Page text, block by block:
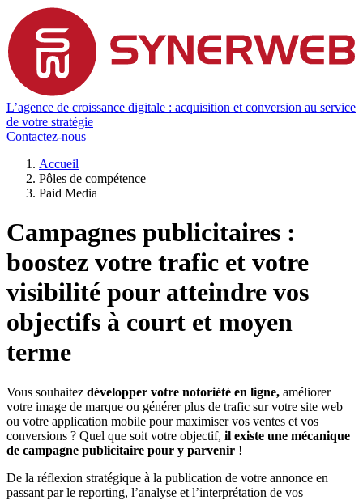
L’agence de croissance digitale : acquisition et conversion au service
de votre stratégie
Contactez-nous
Accueil
Pôles de compétence
Paid Media
Campagnes publicitaires :
boostez votre trafic et votre
visibilité pour atteindre vos
objectifs à court et moyen
terme
Vous souhaitez développer votre notoriété en ligne, améliorer
votre image de marque ou générer plus de trafic sur votre site web
ou votre application mobile pour maximiser vos ventes et vos
conversions ? Quel que soit votre objectif, il existe une mécanique
de campagne publicitaire pour y parvenir !
De la réflexion stratégique à la publication de votre annonce en
passant par le reporting, l’analyse et l’interprétation de vos